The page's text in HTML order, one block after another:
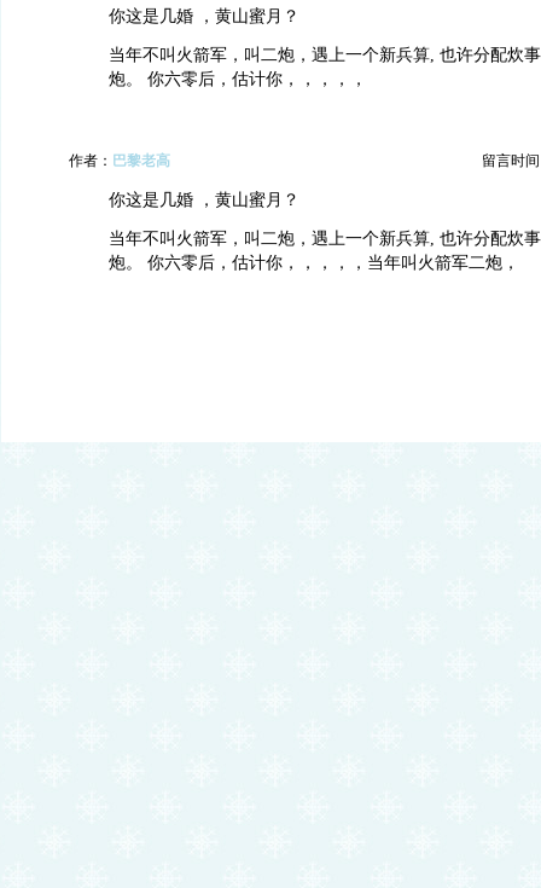
你这是几婚 ，黄山蜜月？
当年不叫火箭军，叫二炮，遇上一个新兵算, 也许分配炊
炮。 你六零后，估计你，，，，，
作者： 巴黎老高 留言时间
你这是几婚 ，黄山蜜月？
当年不叫火箭军，叫二炮，遇上一个新兵算, 也许分配炊
炮。 你六零后，估计你，，，，，当年叫火箭军二炮，